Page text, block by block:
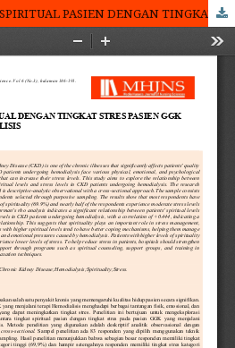
HUBUNGAN TINGKAT SPIRITUAL PASIEN DENGAN TINGKAT STRES PADA PASIEN GAGAL GINJAL KRONIS (GGK) YANG MENJALANI HEMODIALISIS